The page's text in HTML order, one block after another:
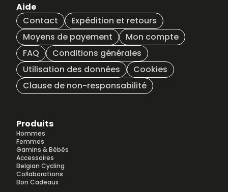
Aide
Contact
Expédition et retours
Moyens de payement
Mon compte
FAQ
Conditions générales
Utilisation des données
Cookies
Clause de non-responsabilité
Produits
Hommes
Femmes
Gamins & Bébés
Accessoires
Belgian Cycling
Collaborations
Bon Cadeaux